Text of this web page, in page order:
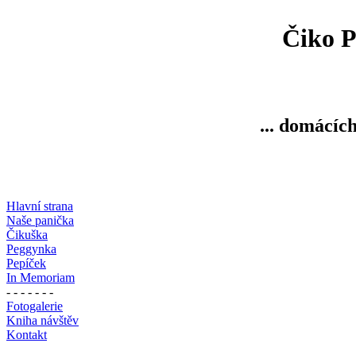
Čiko
...
Hlavní strana
Naše panička
Čikuška
Peggynka
Pepíček
In Memoriam
- - - - - - -
Fotogalerie
Kniha návštěv
Kontakt